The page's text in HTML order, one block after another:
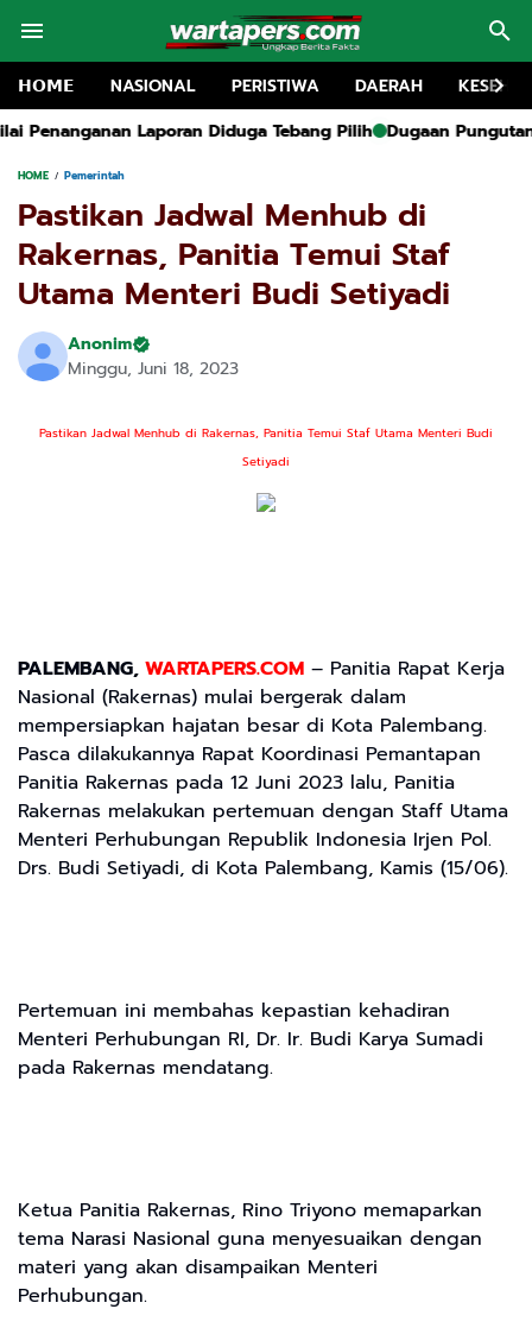
𝗛𝗢𝗠𝗘 NASIONAL PERISTIWA DAERAH
Tebang Pilih Dugaan Pungutan Liar Dana Agustusan di
HOME Pemerintah
Pastikan Jadwal Menhub di
Rakernas, Panitia Temui Staf
Utama Menteri Budi Setiyadi
Anonim
Minggu, Juni 18, 2023
Pastikan Jadwal Menhub di Rakernas, Panitia Temui Staf Utama Menteri Budi
Setiyadi
PALEMBANG, WARTAPERS.COM – Panitia Rapat Kerja
Nasional (Rakernas) mulai bergerak dalam
mempersiapkan hajatan besar di Kota Palembang.
Pasca dilakukannya Rapat Koordinasi Pemantapan
Panitia Rakernas pada 12 Juni 2023 lalu, Panitia
Rakernas melakukan pertemuan dengan Staff Utama
Menteri Perhubungan Republik Indonesia Irjen Pol.
Drs. Budi Setiyadi, di Kota Palembang, Kamis (15/06).
Pertemuan ini membahas kepastian kehadiran
Menteri Perhubungan RI, Dr. Ir. Budi Karya Sumadi
pada Rakernas mendatang.
Ketua Panitia Rakernas, Rino Triyono memaparkan
tema Narasi Nasional guna menyesuaikan dengan
materi yang akan disampaikan Menteri
Perhubungan.